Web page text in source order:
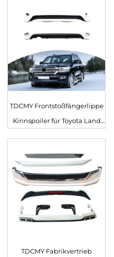
Land Cruiser LC200 2008-
2020
TDCMY Frontstoßfängerlippe
Kinnspoiler für Toyota Land
TDCMY Fabrikvertrieb